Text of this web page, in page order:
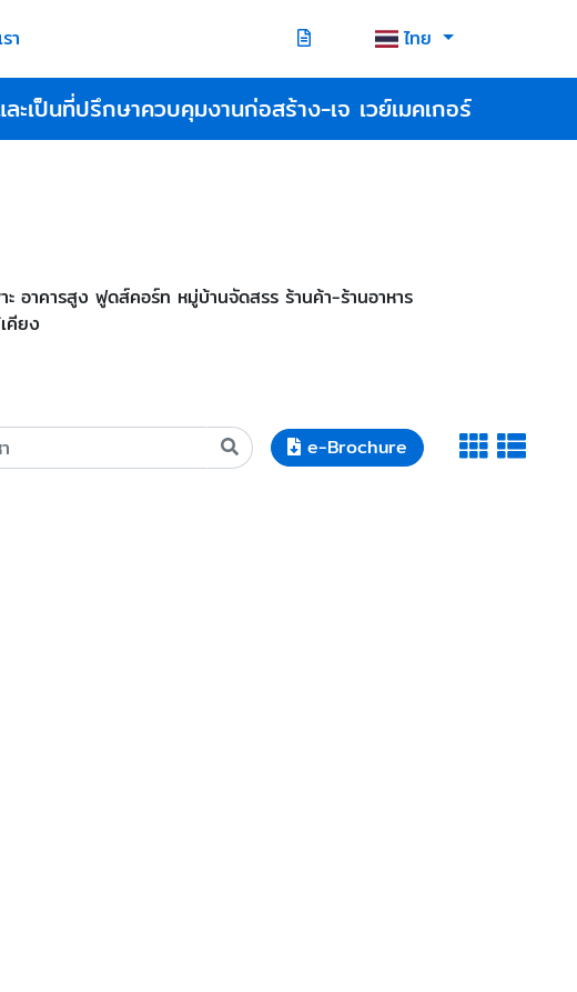
า ไทย
ะเป็นที่ปรึกษาควบคุมงานก่อสร้าง-เจ เวย์เมคเกอร์
อาคารสูง ฟูดส์คอร์ท หมู่บ้านจัดสรร ร้านค้า-ร้านอาหาร
คียง
e-Brochure